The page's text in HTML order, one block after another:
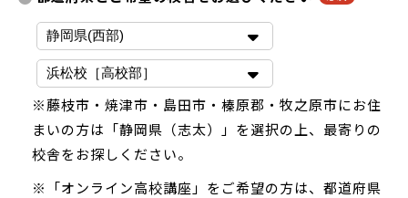
※藤枝市・焼津市・島田市・榛原郡・牧之原市にお住
まいの方は「静岡県（志太）」を選択の上、最寄りの
校舎をお探しください。
※「オンライン高校講座」をご希望の方は、都道府県